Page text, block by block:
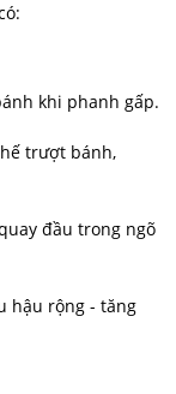
khi phanh gấp.
trượt bánh,
đầu trong ngõ
hậu rộng - tăng